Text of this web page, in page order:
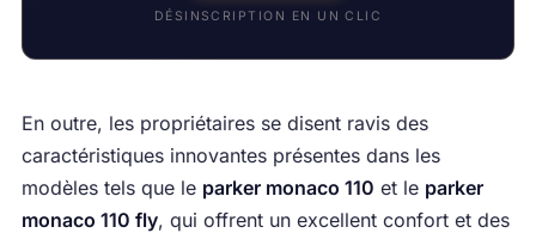
DÉSINSCRIPTION EN UN CLIC
En outre, les propriétaires se disent ravis des
caractéristiques innovantes présentes dans les
modèles tels que le parker monaco 110 et le parker
monaco 110 fly, qui offrent un excellent confort et des